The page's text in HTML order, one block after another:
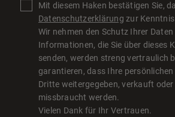
Mit diesem Haken bestätigen Sie,
Datenschutzerklärung zur
Wir nehmen den Schutz Ihrer
Informationen, die Sie über dieses
senden, werden streng vertraulich
garantieren, dass Ihre
Dritte weitergegeben, verkauft
missbraucht werden.
Vielen Dank für Ihr Vertrauen.